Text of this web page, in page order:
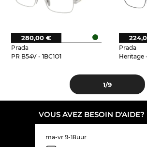
Prada
PR B54V - 1BC1O1
280,00 €
Prada
Heritage -
1/9
VOUS AVEZ BESOIN D'AIDE?
ma-vr 9-18uur